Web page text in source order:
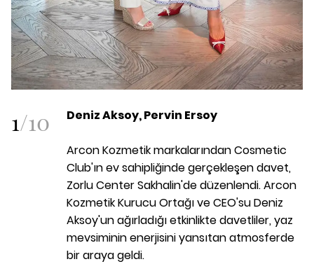
1/10 Deniz Aksoy, Pervin Ersoy
Arcon Kozmetik markalarından Cosmetic
Club'ın ev sahipliğinde gerçekleşen davet,
Zorlu Center Sakhalin'de düzenlendi. Arcon
Kozmetik Kurucu Ortağı ve CEO'su Deniz
Aksoy'un ağırladığı etkinlikte davetliler, yaz
mevsiminin enerjisini yansıtan atmosferde
bir araya geldi.